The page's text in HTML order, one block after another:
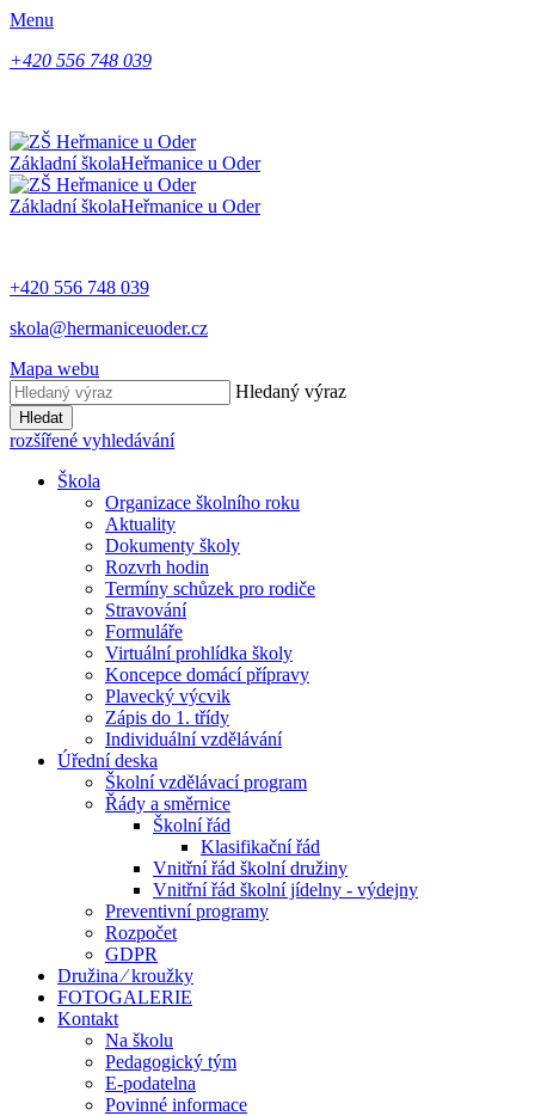
Menu
+420 556 748 039
Základní školaHeřmanice u Oder
Základní školaHeřmanice u Oder
+420 556 748 039
skola@hermaniceuoder.cz
Mapa webu
Hledaný výraz
Hledat
rozšířené vyhledávání
Škola
Organizace školního roku
Aktuality
Dokumenty školy
Rozvrh hodin
Termíny schůzek pro rodiče
Stravování
Formuláře
Virtuální prohlídka školy
Koncepce domácí přípravy
Plavecký výcvik
Zápis do 1. třídy
Individuální vzdělávání
Úřední deska
Školní vzdělávací program
Řády a směrnice
Školní řád
Klasifikační řád
Vnitřní řád školní družiny
Vnitřní řád školní jídelny - výdejny
Preventivní programy
Rozpočet
GDPR
Družina ⁄ kroužky
FOTOGALERIE
Kontakt
Na školu
Pedagogický tým
E-podatelna
Povinné informace